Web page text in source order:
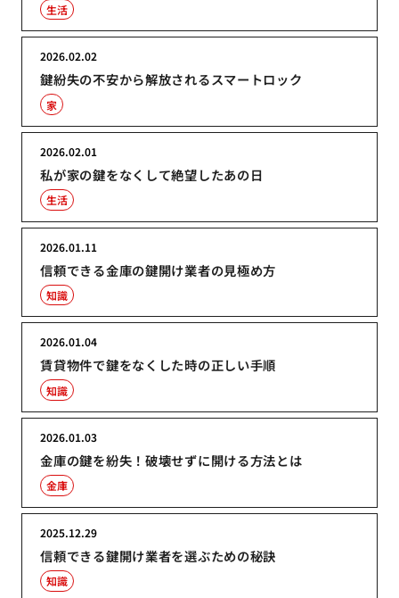
生活
鍵紛失の不安から解放されるスマートロック
2026.02.02
家
私が家の鍵をなくして絶望したあの日
2026.02.01
生活
信頼できる金庫の鍵開け業者の見極め方
2026.01.11
知識
賃貸物件で鍵をなくした時の正しい手順
2026.01.04
知識
金庫の鍵を紛失！破壊せずに開ける方法とは
2026.01.03
金庫
信頼できる鍵開け業者を選ぶための秘訣
2025.12.29
知識